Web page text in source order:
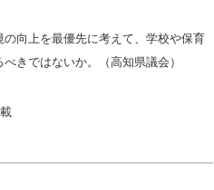
向上を最優先に考えて、学校や保育
きではないか。（高知県議会）